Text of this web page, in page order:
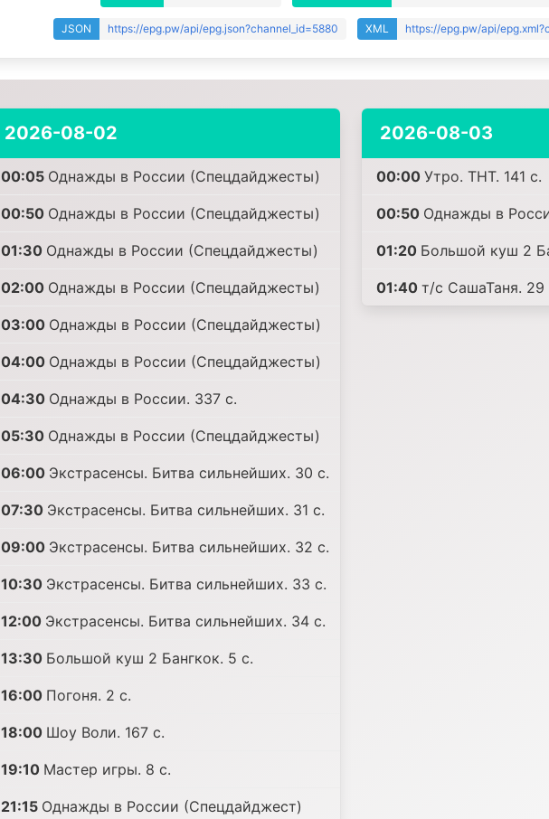
JSON https://epg.pw/api/epg.json?channel_id=5880 XML https://epg.pw/api/
2026-08-02
00:05 Однажды в России (Спецдайджесты)
00:50 Однажды в России (Спецдайджесты)
01:30 Однажды в России (Спецдайджесты)
02:00 Однажды в России (Спецдайджесты)
03:00 Однажды в России (Спецдайджесты)
04:00 Однажды в России (Спецдайджесты)
04:30 Однажды в России. 337 с.
05:30 Однажды в России (Спецдайджесты)
06:00 Экстрасенсы. Битва сильнейших. 30 с.
07:30 Экстрасенсы. Битва сильнейших. 31 с.
09:00 Экстрасенсы. Битва сильнейших. 32 с.
10:30 Экстрасенсы. Битва сильнейших. 33 с.
12:00 Экстрасенсы. Битва сильнейших. 34 с.
13:30 Большой куш 2 Бангкок. 5 с.
16:00 Погоня. 2 с.
18:00 Шоу Воли. 167 с.
19:10 Мастер игры. 8 с.
21:15 Однажды в России (Спецдайджест)
2026-08-03
00:00 Утро. ТНТ. 141 с.
00:50 Однажды в
01:20 Большой куш 2
01:40 т/с СашаТаня. 29